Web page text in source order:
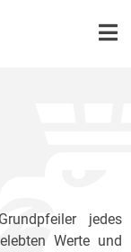
jedes
Werte und